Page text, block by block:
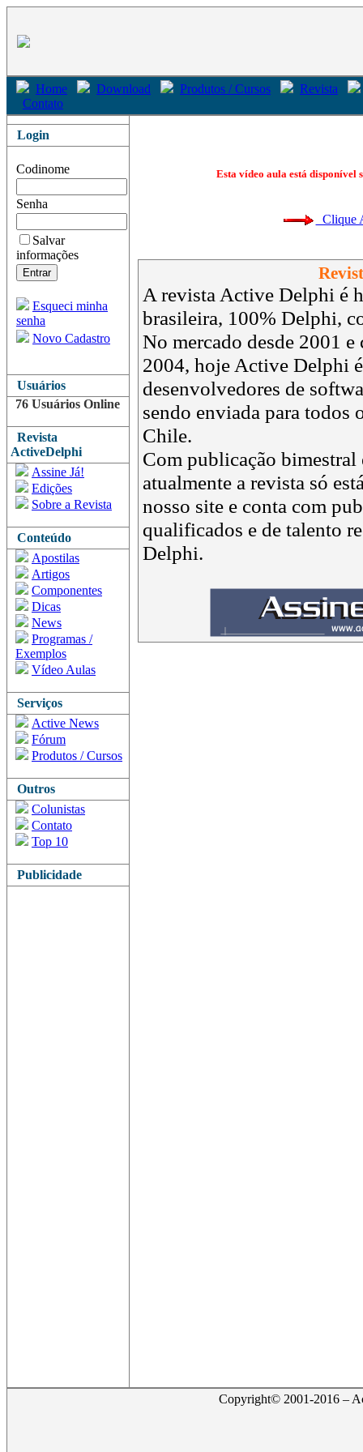
Home Download Produtos / Cursos
Revista
Contato
Login
Codinome
Senha
Salvar
informações
Esqueci minha
senha
Novo Cadastro
Usuários
76 Usuários Online
Revista
ActiveDelphi
Assine Já!
Edições
Sobre a Revista
Conteúdo
Apostilas
Artigos
Componentes
Dicas
News
Programas /
Exemplos
Vídeo Aulas
Serviços
Active News
Fórum
Produtos / Cursos
Outros
Colunistas
Contato
Top 10
Publicidade
Esta vídeo aula está disponível
Clique
A revista Active Delphi é
brasileira, 100% Delphi,
No mercado desde 2001
2004, hoje Active Delphi
desenvolvedores de
sendo enviada para todos
Chile.
Com publicação bimestral
atualmente a revista só
nosso site e conta com
qualificados e de talento
Delphi.
Copyright© 2001-2016 –